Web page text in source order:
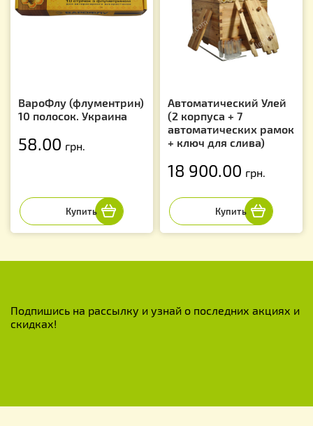
ВароФлу (флументрин)
10 полосок. Украина
58.00 грн.
Автоматический Улей
(2 корпуса + 7
автоматических рамок
+ ключ для слива)
18 900.00 грн.
Подпишись на рассылку и узнай о последних акциях и
скидках!